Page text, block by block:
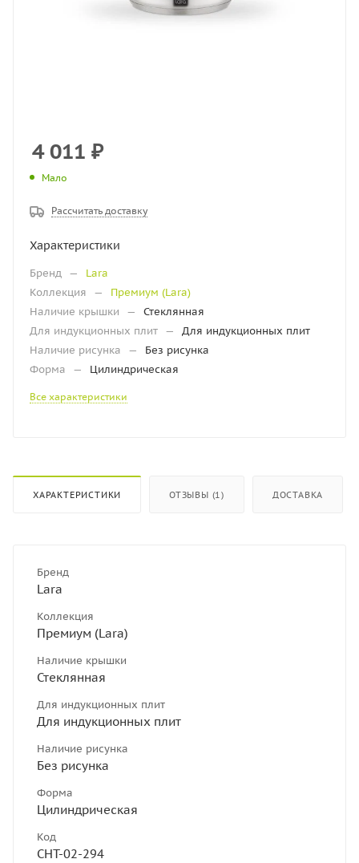
4 011 ₽
Мало
Рассчитать доставку
Характеристики
Бренд —
Lara
Коллекция
—
Премиум (Lara)
Наличие крышки
—
Стеклянная
Для индукционных плит —
Для индукционных плит
Наличие рисунка
—
Без рисунка
Форма
— Цилиндрическая
Все характеристики
ХАРАКТЕРИСТИКИ ОТЗЫВЫ (1) ДОСТАВКА
Бренд
Lara
Коллекция
Премиум (Lara)
Наличие крышки
Стеклянная
Для индукционных плит
Для индукционных плит
Наличие рисунка
Без рисунка
Форма
Цилиндрическая
Код
СНТ-02-294